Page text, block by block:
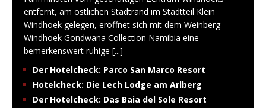
entfernt, am östlichen Stadtrand im Stadtteil Klein
Windhoek gelegen, eröffnet sich mit dem Weinberg
Windhoek Gondwana Collection Namibia eine
bemerkenswert ruhige [...]
Der Hotelcheck: Parco San Marco Resort
Hotelcheck: Die Lech Lodge am Arlberg
Der Hotelcheck: Das Baia del Sole Resort